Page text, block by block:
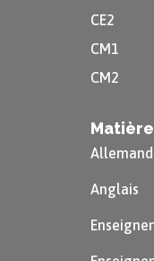
CE2
CM1
CM2
Allemand
Anglais